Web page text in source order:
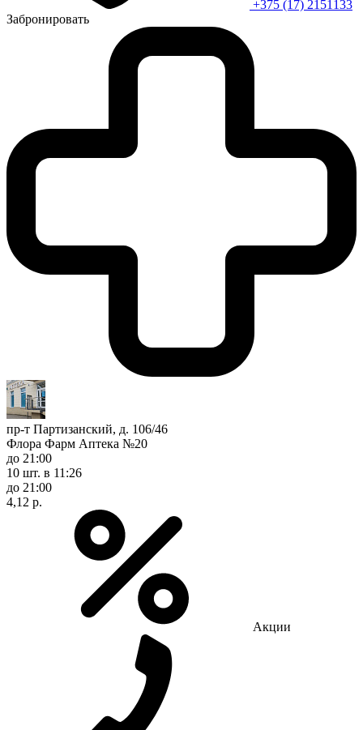
+375 (17) 2151133
Забронировать
пр-т Партизанский, д. 106/46
Флора Фарм Аптека №20
до 21:00
10 шт. в 11:26
до 21:00
4,12 р.
Акции